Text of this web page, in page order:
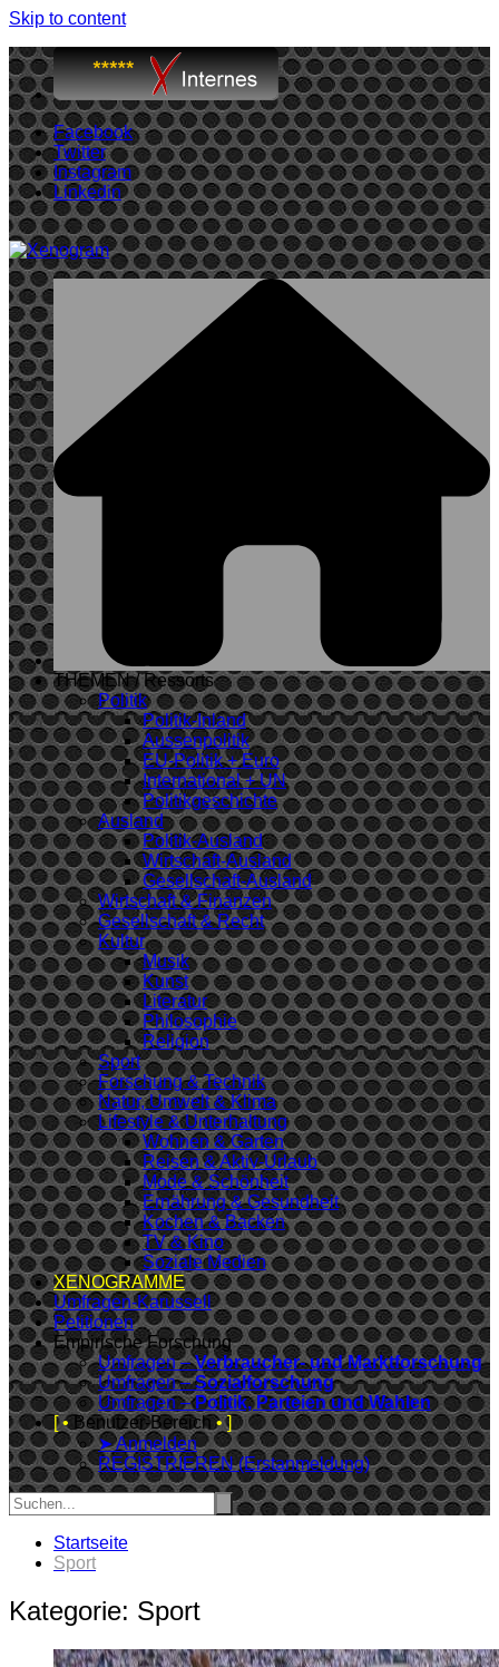
Skip to content
Facebook
Twitter
Instagram
Linkedin
THEMEN / Ressorts
Politik
Politik-Inland
Aussenpolitik
EU-Politik + Euro
International + UN
Politikgeschichte
Ausland
Politik-Ausland
Wirtschaft-Ausland
Gesellschaft-Ausland
Wirtschaft & Finanzen
Gesellschaft & Recht
Kultur
Musik
Kunst
Literatur
Philosophie
Religion
Sport
Forschung & Technik
Natur, Umwelt & Klima
Lifestyle & Unterhaltung
Wohnen & Garten
Reisen & Aktiv-Urlaub
Mode & Schönheit
Ernährung & Gesundheit
Kochen & Backen
TV & Kino
Soziale Medien
XENOGRAMME
Umfragen-Karussell
Petitionen
Empirische Forschung
Umfragen –Verbraucher- und Marktforschung
Umfragen –Sozialforschung
Umfragen –Politik, Parteien und Wahlen
[ •Benutzer-Bereich• ]
➤ Anmelden
REGISTRIEREN (Erstanmeldung)
Startseite
Sport
Kategorie: Sport